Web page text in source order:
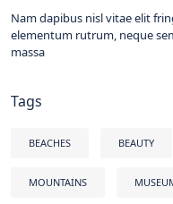
Nam dapibus nisl vitae elit
elementum rutrum, neque
massa
Tags
BEACHES BEAUTY
MOUNTAINS